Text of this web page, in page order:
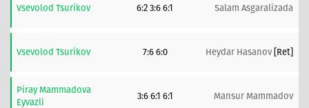
Vsevolod Tsurikov 6:2 3:6 6:1 Salam Asgaralizada
Vsevolod Tsurikov 7:6 6:0 Heydar Hasanov [ret]
Piray Mammadova
Eyvazli
3:6 6:1 6:1 Mansur Mammadov